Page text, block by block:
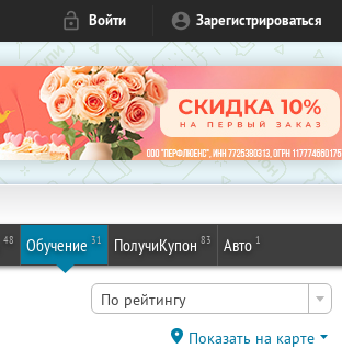
Войти Зарегистрироваться
48 Обучение 31 ПолучиКупон 83 Авто 1
По рейтингу
Показать на карте